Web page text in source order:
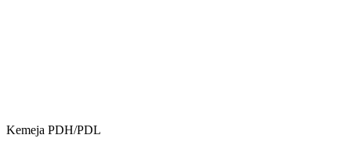
Kemeja PDH/PDL